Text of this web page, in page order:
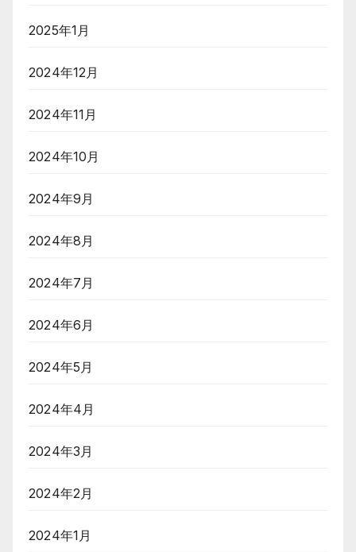
2025年1月
2024年12月
2024年11月
2024年10月
2024年9月
2024年8月
2024年7月
2024年6月
2024年5月
2024年4月
2024年3月
2024年2月
2024年1月